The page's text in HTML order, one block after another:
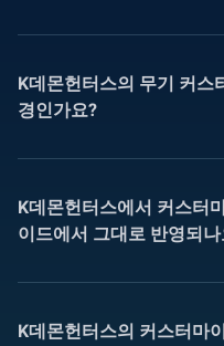
K데몬헌터스의 무기 커스
경인가요?
K데몬헌터스에서 커스터
이드에서 그대로 반영되나
K데몬헌터스의 커스터마